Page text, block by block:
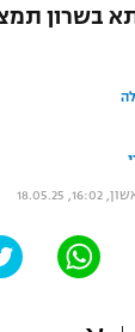
– פודקאסט
בפרסים
בשרון
18.05.25